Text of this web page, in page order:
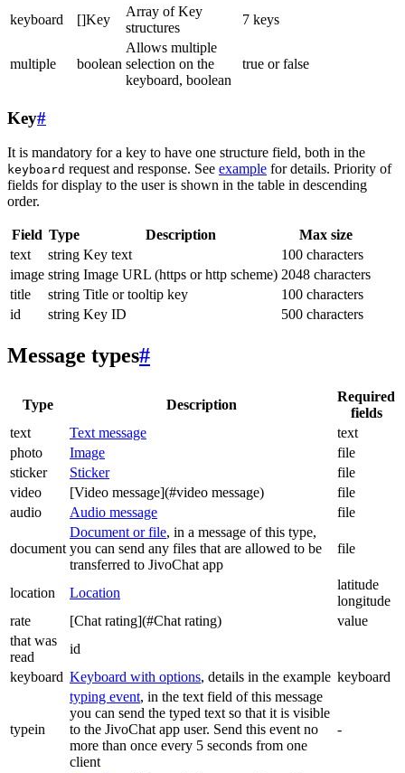
keyboard []Key
Array of Key
structures
7 keys
multiple boolean
Allows multiple
selection on the
keyboard, boolean
true or false
Key#
It is mandatory for a key to have one structure field, both in the
keyboard request and response. See example for details. Priority of
fields for display to the user is shown in the table in descending
order.
Field Type Description
Max size
text
string Key text
100 characters
image string Image URL (https or http scheme) 2048 characters
title
string Title or tooltip key
100 characters
id
string Key ID 500 characters
Message types#
Type Description
Required
fields
text
Text message
text
photo
Image
file
sticker
Sticker
file
video
[Video message](#video message)
file
audio
Audio message file
document
Document or file, in a message of this type,
you can send any files that are allowed to be
transferred to JivoChat app
file
location Location
latitude
longitude
rate
[Chat rating](#Chat rating)
value
that was
read
id
keyboard Keyboard with options, details in the example keyboard
typein
typing event, in the text field of this message
you can send the typed text so that it is visible
to the JivoChat app user. Send this event no
more than once every 5 seconds from one
client
-